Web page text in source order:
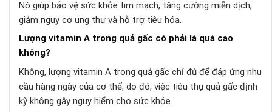
Nó giúp bảo vệ sức khỏe tim mạch, tăng cường miễn dịch,
giảm nguy cơ ung thư và hỗ trợ tiêu hóa.
Lượng vitamin A trong quả gấc có phải là quá cao
không?
Không, lượng vitamin A trong quả gấc chỉ đủ để đáp ứng nhu
cầu hàng ngày của cơ thể, do đó, việc tiêu thụ quả gấc định
kỳ không gây nguy hiểm cho sức khỏe.